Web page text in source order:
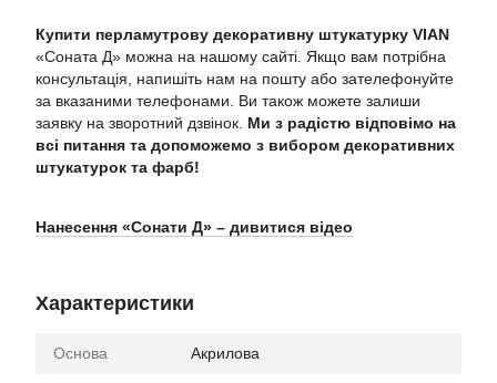
Купити перламутрову декоративну штукатурку VIAN
«Соната Д» можна на нашому сайті. Якщо вам потрібна
консультація, напишіть нам на пошту або зателефонуйте
за вказаними телефонами. Ви також можете залиши
заявку на зворотний дзвінок. Ми з радістю відповімо на
всі питання та допоможемо з вибором декоративних
штукатурок та фарб!
Нанесення «Сонати Д» – дивитися відео
Характеристики
Основа Акрилова